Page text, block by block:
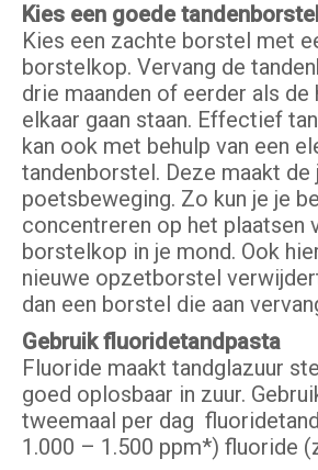
Kies een goede tandenborstel
Kies een zachte borstel met
borstelkop. Vervang de
drie maanden of eerder als de
elkaar gaan staan. Effectief
kan ook met behulp van een
tandenborstel. Deze maakt de
poetsbeweging. Zo kun je je
concentreren op het plaatsen
borstelkop in je mond. Ook
nieuwe opzetborstel
dan een borstel die aan
Gebruik fluoridetandpasta
Fluoride maakt tandglazuur
goed oplosbaar in zuur.
tweemaal per dag
1.000 – 1.500 ppm*) fluoride